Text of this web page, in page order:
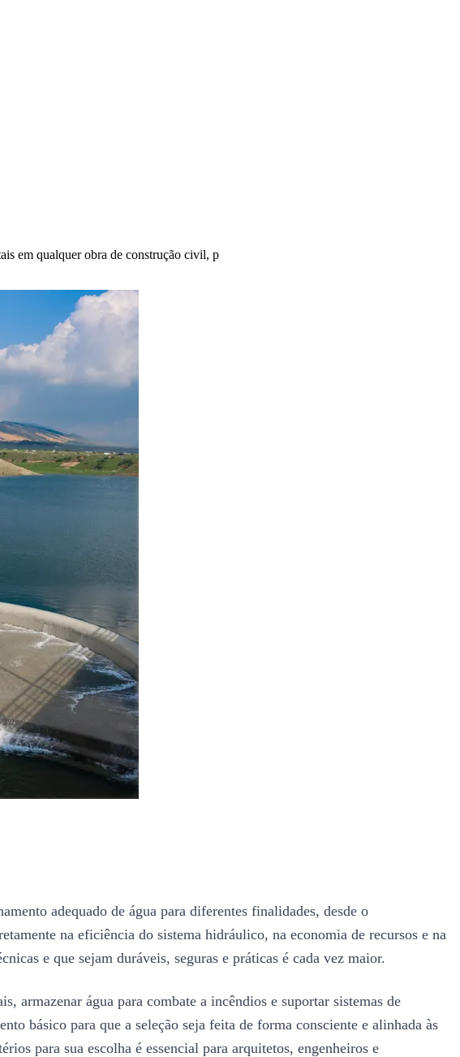
em qualquer obra de construção civil, p
adequado de água para diferentes finalidades, desde o
na eficiência do sistema hidráulico, na economia de recursos e na
e que sejam duráveis, seguras e práticas é cada vez maior.
armazenar água para combate a incêndios e suportar sistemas de
básico para que a seleção seja feita de forma consciente e alinhada às
para sua escolha é essencial para arquitetos, engenheiros e